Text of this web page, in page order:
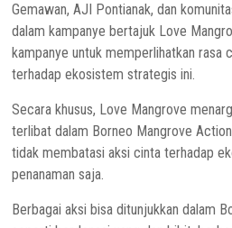
Gemawan, AJI Pontianak, dan
dalam kampanye bertajuk Love
kampanye untuk memperlihatkan rasa
terhadap ekosistem strategis ini.
Secara khusus, Love Mangrove
terlibat dalam Borneo Mangrove
tidak membatasi aksi cinta terhadap
penanaman saja.
Berbagai aksi bisa ditunjukkan dalam